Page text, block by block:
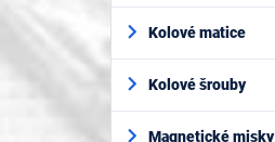
Kolové matice
Kolové šrouby
Magnetické misky